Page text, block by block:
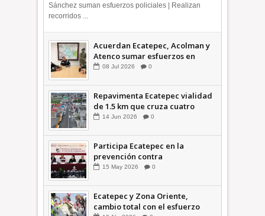
Sánchez suman esfuerzos policiales | Realizan
recorridos ...
Acuerdan Ecatepec, Acolman y
Atenco sumar esfuerzos en
seguridad
08 Jul 2026 0
Repavimenta Ecatepec vialidad
de 1.5 km que cruza cuatro
comunidades +Video
14 Jun 2026 0
Participa Ecatepec en la
prevención contra
inundaciones en el Valle de
15 May 2026 0
Ecatepec y Zona Oriente,
cambio total con el esfuerzo